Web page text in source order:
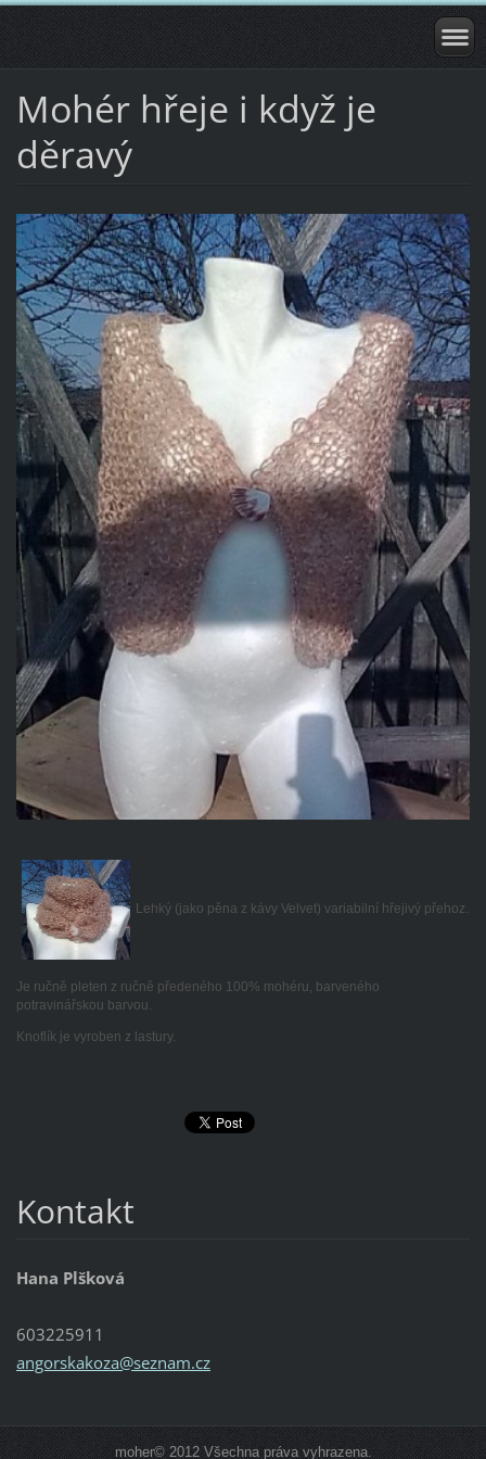
Mohér hřeje i když je
děravý
Lehký (jako pěna z kávy Velvet) variabilní hřejivý přehoz.
Je ručně pleten z ručně předeného 100% mohéru, barveného
potravinářskou barvou.
Knoflík je vyroben z lastury.
Kontakt
Hana Plšková
603225911
angorskakoza@seznam.cz
moher© 2012 Všechna práva vyhrazena.